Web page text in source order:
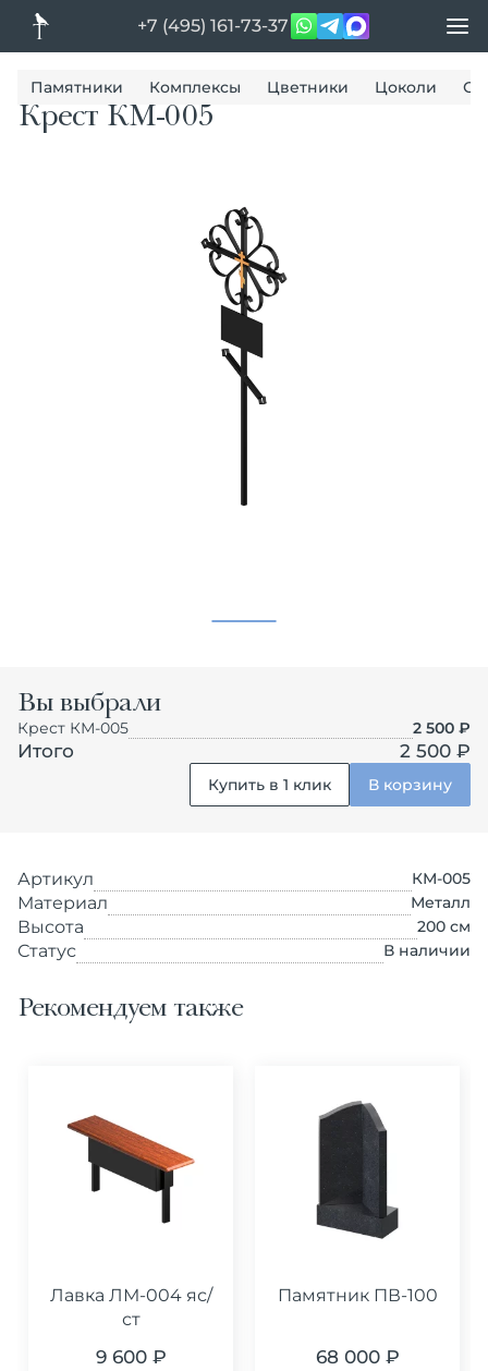
+7 (495) 161-73-37
Памятники Комплексы Цветники Цоколи
Крест КМ-005
Вы выбрали
Крест КМ-005 2 500 ₽
Итого 2 500 ₽
Купить в 1 клик В корзину
Артикул КМ-005
Материал Металл
Высота 200 см
Статус В наличии
Рекомендуем также
Лавка ЛМ-004 яс/
ст
9 600 ₽
Памятник ПВ-100
68 000 ₽